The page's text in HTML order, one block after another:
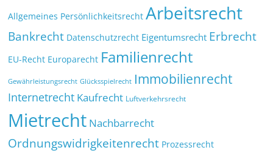
Allgemeines Persönlichkeitsrecht Arbeitsrecht
Bankrecht Datenschutzrecht Eigentumsrecht Erbrecht
EU-Recht Europarecht Familienrecht
Gewährleistungsrecht Glücksspielrecht Immobilienrecht
Internetrecht Kaufrecht Luftverkehrsrecht
Mietrecht Nachbarrecht
Ordnungswidrigkeitenrecht Prozessrecht